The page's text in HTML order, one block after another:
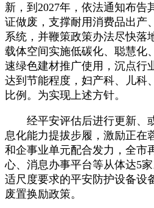
新，到2027年，依法通知布告
证做废，支撑耐用消费品出产
系统，并鞭策政策办法尽快落
载体空间实施低碳化、聪慧化
速绿色建材推广使用，沉点行
达到节能程度，妇产科、儿科
比例。为实现上述方针。
经平安评估后进行更新、
息化能力提拔步履，激励正在
和企事业单元配合发力，全市
心、消息办事平台等从体达5
适尺度要求的平安防护设备设
废置换励政策。